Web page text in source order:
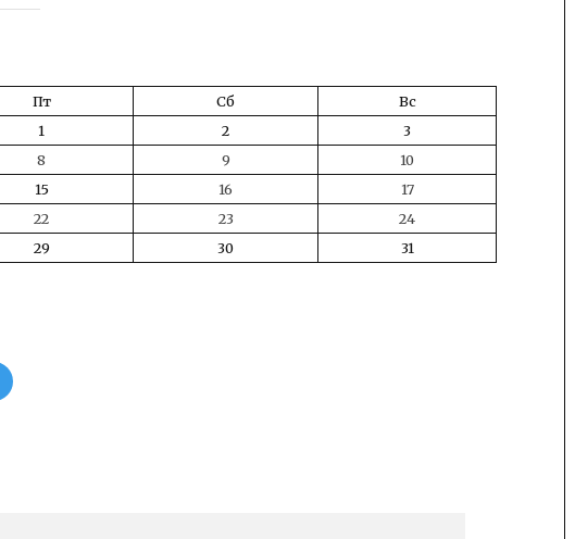
Пт Сб
Вс
1
2
3
8 9
10
15 16
17
22 23
24
29 30 31